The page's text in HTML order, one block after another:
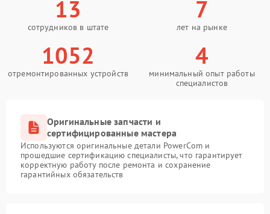
13
сотрудников в штате
7
лет на рынке
1052
отремонтированных устройств
4
минимальный опыт работы
специалистов
Оригинальные запчасти и
сертифицированные мастера
Используются оригинальные детали PowerCom и
прошедшие сертификацию специалисты, что гарантирует
корректную работу после ремонта и сохранение
гарантийных обязательств